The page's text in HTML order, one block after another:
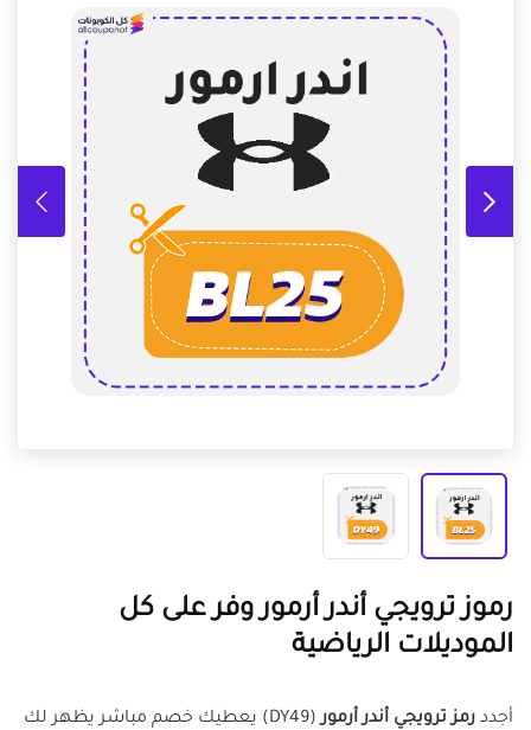
رموز ترويجي أندر أرمور وفر على كل
الموديلات الرياضية
أجدد رمز ترويجي أندر أرمور
(DY49) يعطيك خصم مباشر يظهر لك